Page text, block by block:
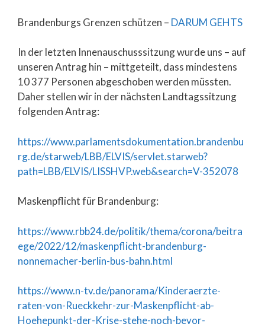
Brandenburgs Grenzen schützen – DARUM GEHTS
In der letzten Innenauschusssitzung wurde uns – auf
unseren Antrag hin – mittgeteilt, dass mindestens
10 377 Personen abgeschoben werden müssten.
Daher stellen wir in der nächsten Landtagssitzung
folgenden Antrag:
https://www.parlamentsdokumentation.brandenbu
rg.de/starweb/LBB/ELVIS/servlet.starweb?
path=LBB/ELVIS/LISSHVP.web&search=V-352078
Maskenpflicht für Brandenburg:
https://www.rbb24.de/politik/thema/corona/beitra
ege/2022/12/maskenpflicht-brandenburg-
nonnemacher-berlin-bus-bahn.html
https://www.n-tv.de/panorama/Kinderaerzte-
raten-von-Rueckkehr-zur-Maskenpflicht-ab-
Hoehepunkt-der-Krise-stehe-noch-bevor-